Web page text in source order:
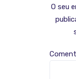
O seu